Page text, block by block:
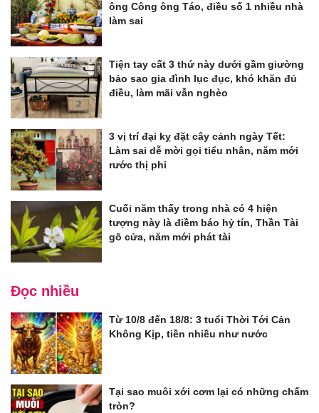
ông Công ông Táo, điều số 1 nhiều nhà
làm sai
Tiện tay cất 3 thứ này dưới gầm giường
bảo sao gia đình lục đục, khó khăn đủ
điều, làm mãi vẫn nghèo
3 vị trí đại kỵ đặt cây cảnh ngày Tết:
Làm sai dễ mời gọi tiểu nhân, năm mới
rước thị phi
Cuối năm thấy trong nhà có 4 hiện
tượng này là điềm báo hỷ tín, Thần Tài
gõ cửa, năm mới phát tài
Đọc nhiều
Từ 10/8 đến 18/8: 3 tuổi Thời Tới Cản
Không Kịp, tiền nhiều như nước
Tại sao muôi xới cơm lại có những chấm
tròn?